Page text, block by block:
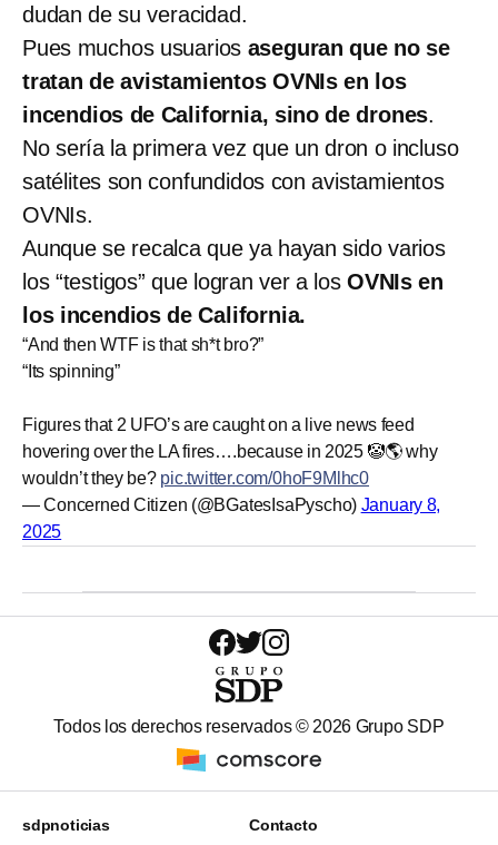
dudan de su veracidad.
Pues muchos usuarios aseguran que no se
tratan de avistamientos OVNIs en los
incendios de California, sino de drones.
No sería la primera vez que un dron o incluso
satélites son confundidos con avistamientos
OVNIs.
Aunque se recalca que ya hayan sido varios
los “testigos” que logran ver a los OVNIs en
los incendios de California.
“And then WTF is that sh*t bro?”
“Its spinning”
Figures that 2 UFO’s are caught on a live news feed
hovering over the LA fires….because in 2025 🤡🌎 why
wouldn’t they be? pic.twitter.com/0hoF9Mlhc0
— Concerned Citizen (@BGatesIsaPyscho) January 8,
2025
Todos los derechos reservados © 2026 Grupo SDP
sdpnoticias Contacto